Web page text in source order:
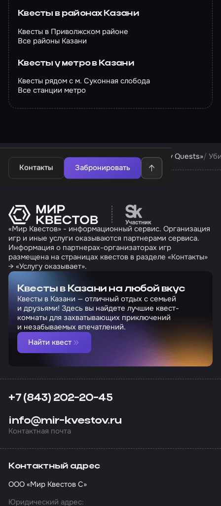
Квесты в районах Казани
Квесты в Приволжском районе
Все районы Казани
Квесты у метро в Казани
Квесты рядом с м. Суконная слобода
Все станции метро
Контакты Забронировать
Квесты в Казани Квесты компании «Shmakov Quests»
Перейти на сайт
«Мир Квестов» - информационный сервис. Организация
игр и иные услуги оказываются партнерами сервиса.
Информация о партнерах-организаторах игр
размещена на страницах квестов в разделе «Контакты»
→ «Услугу оказывает».
Квесты в Казани на любой вкус
Квесты в Казани — отличный отдых с семьей
и друзьями! Здесь вы найдете лучшие квест-
комнаты для захватывающих приключений
и незабываемых впечатлений.
Найти квест
+7 (843) 202-20-45
info@mir-kvestov.ru
Контактная почта
Контактный адрес
ООО «Мир Квестов С»
Юридический адрес: